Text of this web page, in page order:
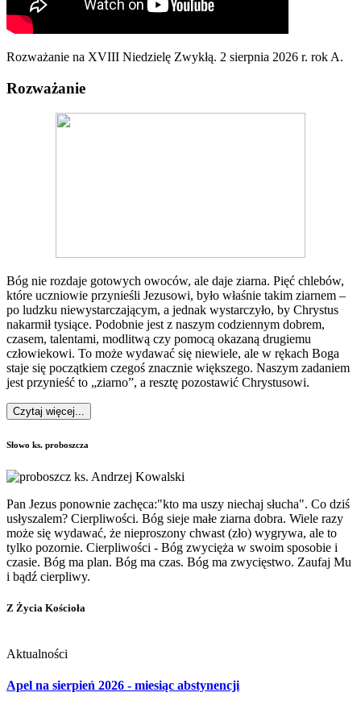
Rozważanie na XVIII Niedzielę Zwykłą. 2 sierpnia 2026 r. rok A.
Rozważanie
Bóg nie rozdaje gotowych owoców, ale daje ziarna. Pięć chlebów,
które uczniowie przynieśli Jezusowi, było właśnie takim ziarnem –
po ludzku niewystarczającym, a jednak wystarczyło, by Chrystus
nakarmił tysiące. Podobnie jest z naszym codziennym dobrem,
czasem, talentami, modlitwą czy pomocą okazaną drugiemu
człowiekowi. To może wydawać się niewiele, ale w rękach Boga
staje się początkiem czegoś znacznie większego. Naszym zadaniem
jest przynieść to „ziarno”, a resztę pozostawić Chrystusowi.
Czytaj więcej...
Słowo ks. proboszcza
Pan Jezus ponownie zachęca:"kto ma uszy niechaj słucha". Co dziś
usłyszalem? Cierpliwości. Bóg sieje małe ziarna dobra. Wiele razy
może się wydawać, że nieproszony chwast (zło) wygrywa, ale to
tylko pozornie. Cierpliwości - Bóg zwycięża w swoim sposobie i
czasie. Bóg ma plan. Bóg ma czas. Bóg ma zwycięstwo. Zaufaj Mu
i bądź cierpliwy.
Z Życia Kościoła
Aktualności
Apel na sierpień 2026 - miesiąc abstynencji